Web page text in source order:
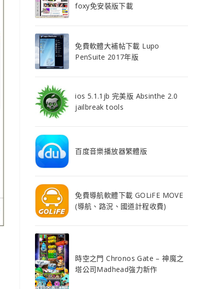
foxy免安裝版下載
免費軟體大補帖下載 Lupo
PenSuite 2017年版
ios 5.1.1jb 完美版 Absinthe 2.0
jailbreak tools
百度音樂播放器繁體版
免費導航軟體下載 GOLiFE MOVE
(導航、路況、國道計程收費)
時空之門 Chronos Gate – 神魔之
塔公司Madhead強力新作